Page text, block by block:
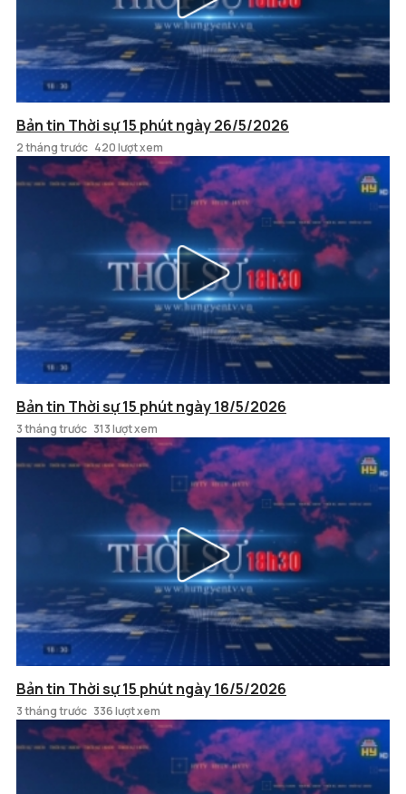
Bản tin Thời sự 15 phút ngày 26/5/2026
2 tháng trước 420 lượt xem
Bản tin Thời sự 15 phút ngày 18/5/2026
3 tháng trước 313 lượt xem
Bản tin Thời sự 15 phút ngày 16/5/2026
3 tháng trước 336 lượt xem